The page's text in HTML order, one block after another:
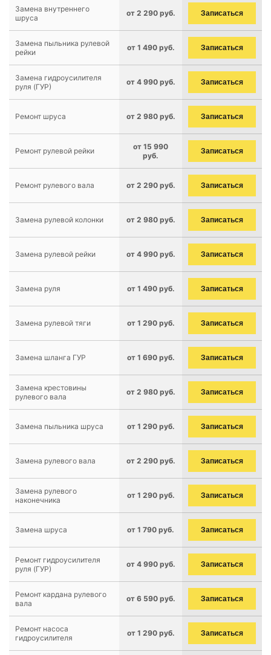
Замена внутреннего
шруса
от 2 290 руб. Записаться
Замена пыльника рулевой
рейки
от 1 490 руб. Записаться
Замена гидроусилителя
руля (ГУР)
от 4 990 руб. Записаться
Ремонт шруса от 2 980 руб. Записаться
Ремонт рулевой рейки
от 15 990
руб.
Записаться
Ремонт рулевого вала от 2 290 руб. Записаться
Замена рулевой колонки от 2 980 руб. Записаться
Замена рулевой рейки от 4 990 руб. Записаться
Замена руля от 1 490 руб. Записаться
Замена рулевой тяги от 1 290 руб. Записаться
Замена шланга ГУР от 1 690 руб. Записаться
Замена крестовины
рулевого вала
от 2 980 руб. Записаться
Замена пыльника шруса от 1 290 руб. Записаться
Замена рулевого вала от 2 290 руб. Записаться
Замена рулевого
наконечника
от 1 290 руб. Записаться
Замена шруса от 1 790 руб. Записаться
Ремонт гидроусилителя
руля (ГУР)
от 4 990 руб. Записаться
Ремонт кардана рулевого
вала
от 6 590 руб. Записаться
Ремонт насоса
гидроусилителя
от 1 290 руб. Записаться